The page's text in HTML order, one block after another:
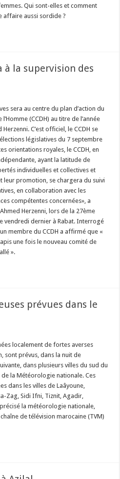
Qui sont-elles et comment
affaire aussi sordide ?
à la supervision des
sera au centre du plan d’action du
(CCDH) au titre de l’année
C’est officiel, le CCDH se
législatives du 7 septembre
orientations royales, le CCDH, en
ayant la latitude de
individuelles et collectives et
promotion, se chargera du suivi
en collaboration avec les
compétentes concernées», a
Herzenni, lors de la 27ème
vendredi dernier à Rabat. Interrogé
membre du CCDH a affirmé que «
une fois le nouveau comité de
».
prévues dans le
localement de fortes averses
sont prévus, dans la nuit de
dans plusieurs villes du sud du
la Météorologie nationale. Ces
dans les villes de Laâyoune,
Zag, Sidi Ifni, Tiznit, Agadir,
la météorologie nationale,
de télévision marocaine (TVM)